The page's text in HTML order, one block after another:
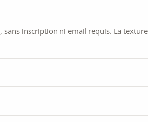
sans inscription ni email requis. La texture